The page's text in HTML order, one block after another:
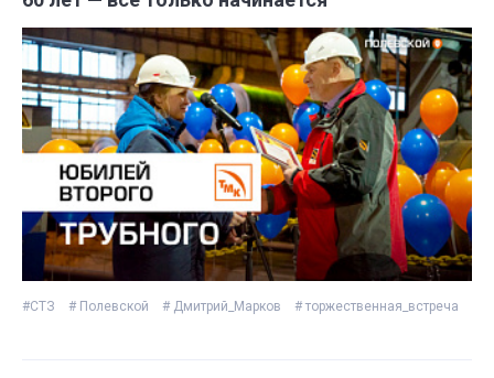
#СТЗ # Полевской # Дмитрий_Марков # торжественная_встреча